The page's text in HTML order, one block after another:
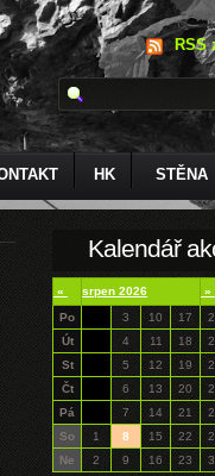
RSS
HK STĚNA
Kalendář
« srpen 2026
»
Po
3 10 17
Út
4 11 18
St
5 12 19
Čt
6 13 20
Pá
7 14 21
So
1 8 15 22
Ne
2 9 16 23